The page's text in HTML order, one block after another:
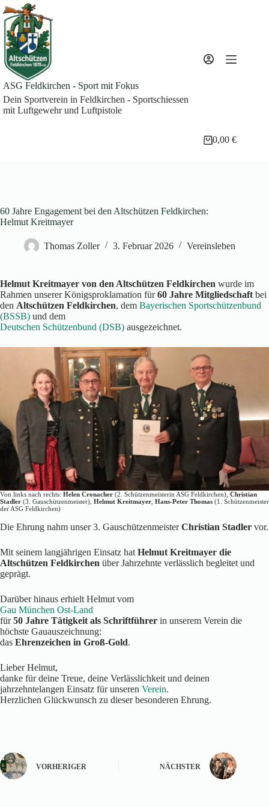
Zum
Inhalt
springen
ASG Feldkirchen - Sport mit Fokus
Dein Sportverein in Feldkirchen - Sportschiessen
mit Luftgewehr und Luftpistole
Warenkorb
0,00€
60 Jahre Engagement bei den Altschützen Feldkirchen:
Helmut Kreitmayer
Thomas Zoller 3. Februar 2026 Vereinsleben
Helmut Kreitmayer von den Altschützen Feldkirchen wurde im
Rahmen unserer Königsproklamation für60 Jahre Mitgliedschaft bei
den Altschützen Feldkirchen, dem Bayerischen Sportschützenbund
(BSSB) und dem
Deutschen Schützenbund (DSB) ausgezeichnet.
Von links nach rechts: Helen Cronacher (2. Schützenmeisterin ASG Feldkirchen), Christian
Stadler (3. Gauschützenmeister), Helmut Kreitmayer Hans-Peter Thomas (1. Schützenmeister
der ASG Feldkirchen)
Die Ehrung nahm unser 3. GauschützenmeisterChristian Stadler vor.
Mit seinem langjährigen Einsatz hat Helmut Kreitmayer die
Altschützen Feldkirchen über Jahrzehnte verlässlich begleitet und
geprägt.
Darüber hinaus erhielt Helmut vom
Gau München Ost-Land
für50 Jahre Tätigkeit als Schriftführer in unserem Verein die
höchste Gauauszeichnung:
das Ehrenzeichen in Groß-Gold.
Lieber Helmut,
danke für deine Treue, deine Verlässlichkeit und deinen
jahrzehntelangen Einsatz für unseren Verein.
Herzlichen Glückwunsch zu dieser besonderen Ehrung.
VORHERIGER NÄCHSTER